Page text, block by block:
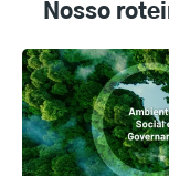
Nosso